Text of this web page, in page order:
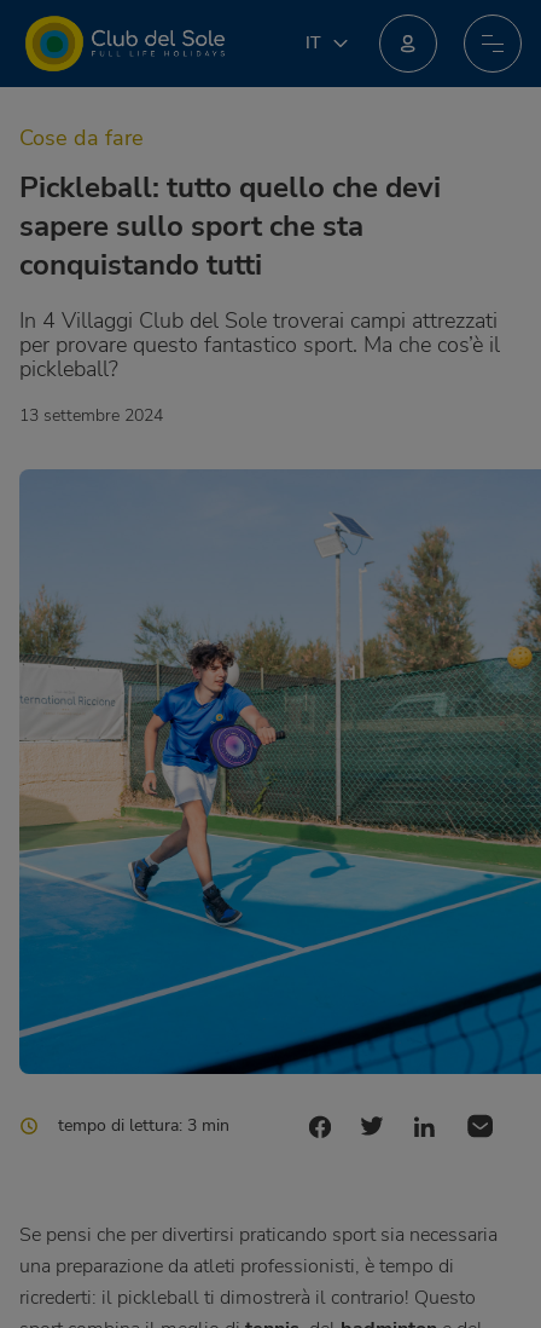
IT
Cose da fare
Pickleball: tutto quello che devi
sapere sullo sport che sta
conquistando tutti
In 4 Villaggi Club del Sole troverai campi attrezzati
per provare questo fantastico sport. Ma che cos’è il
pickleball?
13 settembre 2024
tempo di lettura: 3 min
Se pensi che per divertirsi praticando sport sia necessaria
una preparazione da atleti professionisti, è tempo di
ricrederti: il pickleball ti dimostrerà il contrario! Questo